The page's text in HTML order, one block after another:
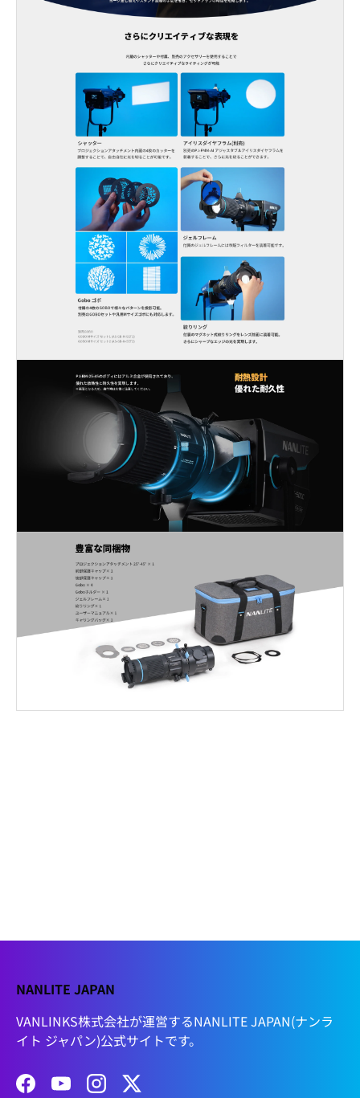
NANLITE JAPAN
VANLINKS株式会社が運営するNANLITE JAPAN(ナンラ
イト ジャパン)公式サイトです。
FacebookYouTubeInstagramTwitter